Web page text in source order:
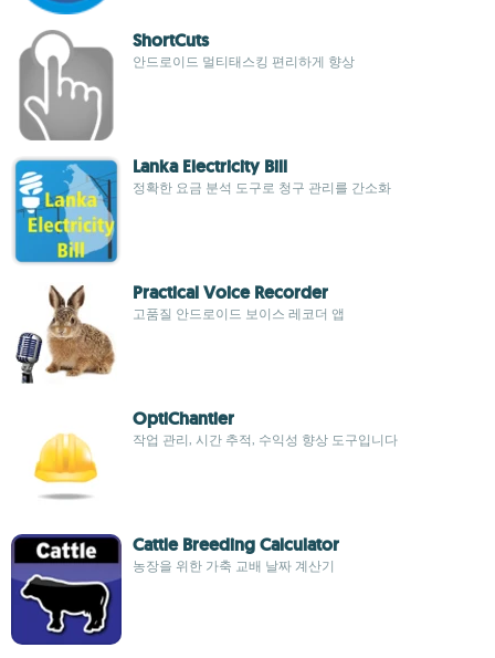
ShortCuts
안드로이드 멀티태스킹 편리하게 향상
Lanka Electricity Bill
정확한 요금 분석 도구로 청구 관리를 간소화
Practical Voice Recorder
고품질 안드로이드 보이스 레코더 앱
OptiChantier
작업 관리, 시간 추적, 수익성 향상 도구입니다
Cattle Breeding Calculator
농장을 위한 가축 교배 날짜 계산기